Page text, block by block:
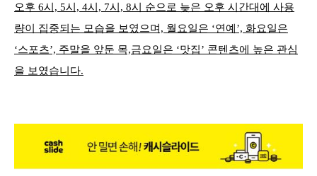
오후 6시, 5시, 4시, 7시, 8시 순으로 늦은 오후 시간대에 사용
량이 집중되는 모습을 보였으며, 월요일은 ‘연예’, 화요일은
‘스포츠’, 주말을 앞둔 목,금요일은 ‘맛집’ 콘텐츠에 높은 관심
을 보였습니다.